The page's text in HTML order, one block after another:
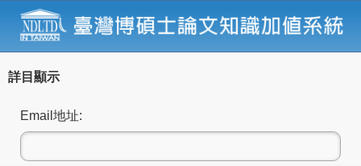
詳目顯示
Email地址: